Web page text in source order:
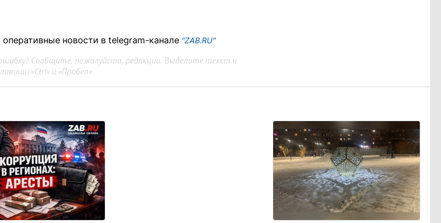
новости в telegram-канале "ZAB.RU"
Сообщите, пожалуйста, редакции. Выделите текст и
«Ctrl» и «Пробел»